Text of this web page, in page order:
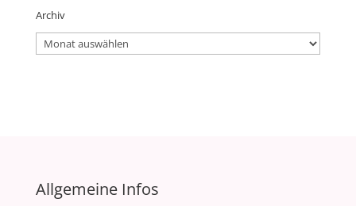
Archiv
Archiv
Allgemeine Infos